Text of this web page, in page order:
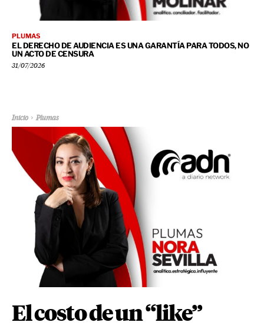
PLUMAS
EL DERECHO DE AUDIENCIA ES UNA GARANTÍA PARA TODOS, NO
UN ACTO DE CENSURA
31/07/2026